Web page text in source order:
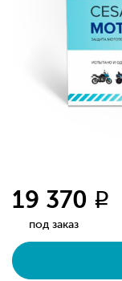
19 370 q
под заказ